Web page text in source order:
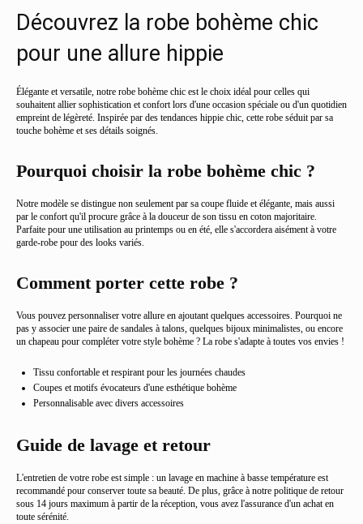
hippie
chic
Découvrez la robe bohème chic
pour une allure hippie
Élégante et versatile, notre robe bohème chic est le choix idéal pour celles qui
souhaitent allier sophistication et confort lors d'une occasion spéciale ou d'un quotidien
empreint de légèreté. Inspirée par des tendances hippie chic, cette robe séduit par sa
touche bohème et ses détails soignés.
Pourquoi choisir la robe bohème chic ?
Notre modèle se distingue non seulement par sa coupe fluide et élégante, mais aussi
par le confort qu'il procure grâce à la douceur de son tissu en coton majoritaire.
Parfaite pour une utilisation au printemps ou en été, elle s'accordera aisément à votre
garde-robe pour des looks variés.
Comment porter cette robe ?
Vous pouvez personnaliser votre allure en ajoutant quelques accessoires. Pourquoi ne
pas y associer une paire de sandales à talons, quelques bijoux minimalistes, ou encore
un chapeau pour compléter votre style bohème ? La robe s'adapte à toutes vos envies !
Tissu confortable et respirant pour les journées chaudes
Coupes et motifs évocateurs d'une esthétique bohème
Personnalisable avec divers accessoires
Guide de lavage et retour
L'entretien de votre robe est simple : un lavage en machine à basse température est
recommandé pour conserver toute sa beauté. De plus, grâce à notre politique de retour
sous 14 jours maximum à partir de la réception, vous avez l'assurance d'un achat en
toute sérénité.